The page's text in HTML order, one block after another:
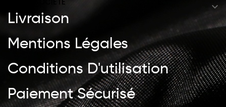

Livraison
Mentions Légales
Conditions D'utilisation
Paiement Sécurisé